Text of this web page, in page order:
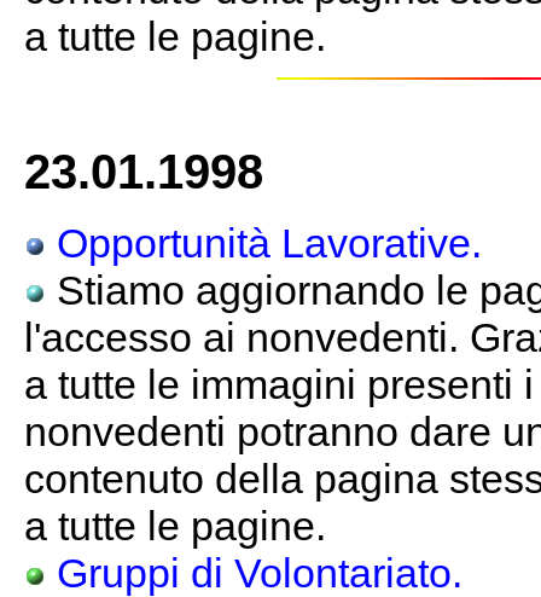
a tutte le pagine.
23.01.1998
Opportunità Lavorative.
Stiamo aggiornando le
l'accesso ai nonvedenti.
a tutte le immagini presenti
nonvedenti potranno dare
contenuto della pagina
a tutte le pagine.
Gruppi di Volontariato.